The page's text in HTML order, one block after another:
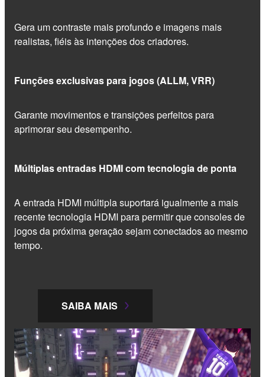
Gera um contraste mais profundo e imagens mais
realistas, fiéis às intenções dos criadores.
Funções exclusivas para jogos (ALLM, VRR)
Garante movimentos e transições perfeitos para
aprimorar seu desempenho.
Múltiplas entradas HDMI com tecnologia de ponta
A entrada HDMI múltipla suportará igualmente a mais
recente tecnologia HDMI para permitir que consoles de
jogos da próxima geração sejam conectados ao mesmo
tempo.
SAIBA MAIS